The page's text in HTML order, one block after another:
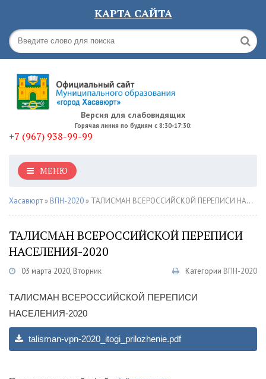
КАРТА САЙТА
Версия для слабовидящих
Горячая линия по будням с 8:30-17:30:
+7 (967) 938-99-99
МЕНЮ
Хасавюрт » ВПН-2020 » ТАЛИСМАН ВСЕРОССИЙСКОЙ ПЕРЕПИСИ НАСЕЛЕНИЯ-2020
ТАЛИСМАН ВСЕРОССИЙСКОЙ ПЕРЕПИСИ
НАСЕЛЕНИЯ-2020
03 марта 2020, Вторник Категории ВПН-2020
ТАЛИСМАН ВСЕРОССИЙСКОЙ ПЕРЕПИСИ
НАСЕЛЕНИЯ-2020
talisman-vpn-2020_itogi_prilozhenie.pdf